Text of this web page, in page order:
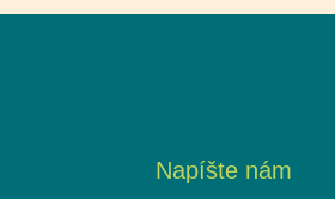
Napíšte nám